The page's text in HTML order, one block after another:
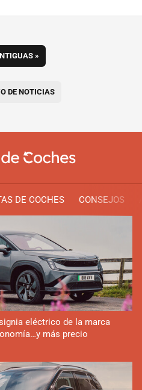
»
DE NOTICIAS
DE COCHES CONSEJOS
eléctrico de la marca
más precio